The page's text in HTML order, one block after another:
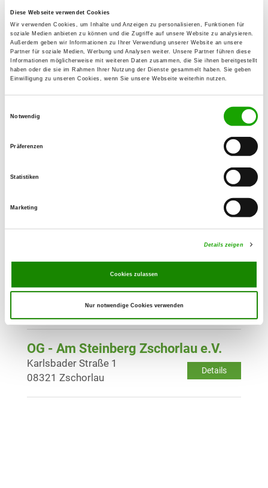
Diese Webseite verwendet Cookies
Wir verwenden Cookies, um Inhalte und Anzeigen zu personalisieren, Funktionen für
soziale Medien anbieten zu können und die Zugriffe auf unsere Website zu analysieren.
Außerdem geben wir Informationen zu Ihrer Verwendung unserer Website an unsere
Partner für soziale Medien, Werbung und Analysen weiter. Unsere Partner führen diese
Informationen möglicherweise mit weiteren Daten zusammen, die Sie ihnen bereitgestellt
haben oder die sie im Rahmen Ihrer Nutzung der Dienste gesammelt haben. Sie geben
Einwilligung zu unseren Cookies, wenn Sie unsere Webseite weiterhin nutzen.
Notwendig
Präferenzen
Statistiken
Marketing
Details zeigen
Cookies zulassen
Nur notwendige Cookies verwenden
OG - Oelsnitz/E.
Details
Friedensschachtstr. 16
09376 Oelsnitz
OG - Zwickau-Mitte
Details
OG - Zwönitz
08297 Zwönitz
OG - Planitz und Umgebung
Höhenweg 2
OG - Raschau-Langenberg e.V.
Sportweg 15
08352 Raschau-Langenberg
OG - Am Steinberg Zschorlau e.V.
Details
Karlsbader Straße 1
08321 Zschorlau